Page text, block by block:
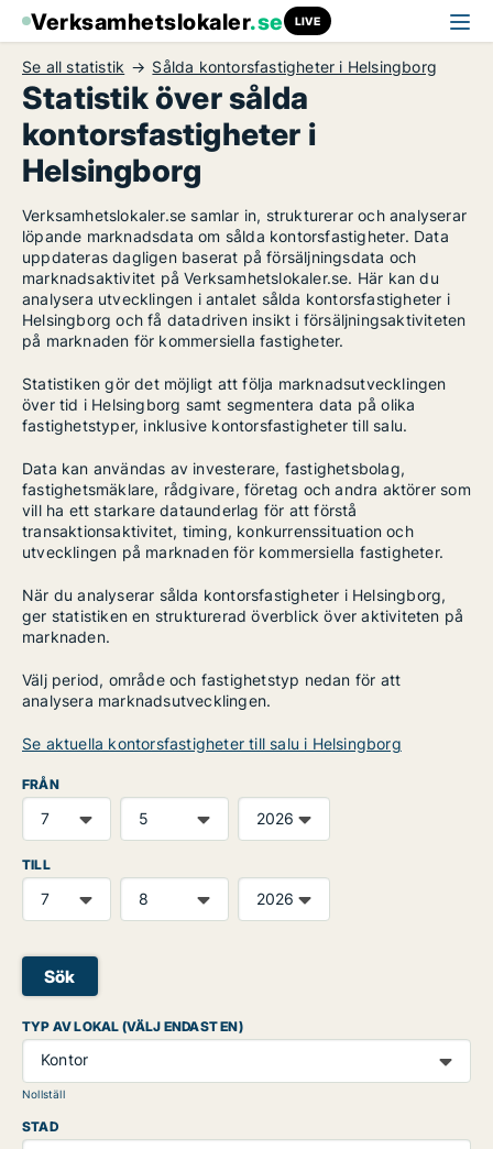
Verksamhetslokaler.se LIVE
Se all statistik Sålda kontorsfastigheter i Helsingborg
Statistik över sålda
kontorsfastigheter i
Helsingborg
Verksamhetslokaler.se samlar in, strukturerar och analyserar
löpande marknadsdata om sålda kontorsfastigheter. Data
uppdateras dagligen baserat på försäljningsdata och
marknadsaktivitet på Verksamhetslokaler.se. Här kan du
analysera utvecklingen i antalet sålda kontorsfastigheter i
Helsingborg och få datadriven insikt i försäljningsaktiviteten
på marknaden för kommersiella fastigheter.
Statistiken gör det möjligt att följa marknadsutvecklingen
över tid i Helsingborg samt segmentera data på olika
fastighetstyper, inklusive kontorsfastigheter till salu.
Data kan användas av investerare, fastighetsbolag,
fastighetsmäklare, rådgivare, företag och andra aktörer som
vill ha ett starkare dataunderlag för att förstå
transaktionsaktivitet, timing, konkurrenssituation och
utvecklingen på marknaden för kommersiella fastigheter.
När du analyserar sålda kontorsfastigheter i Helsingborg,
ger statistiken en strukturerad överblick över aktiviteten på
marknaden.
Välj period, område och fastighetstyp nedan för att
analysera marknadsutvecklingen.
Se aktuella kontorsfastigheter till salu i Helsingborg
FRÅN
TILL
Sök
TYP AV LOKAL (VÄLJ ENDAST EN)
Kontor
Nollställ
STAD